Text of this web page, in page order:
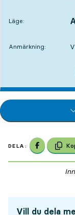
Läge:
LÄGE,
,
Anmärkning:
DELA: Dela på
Vill du dela